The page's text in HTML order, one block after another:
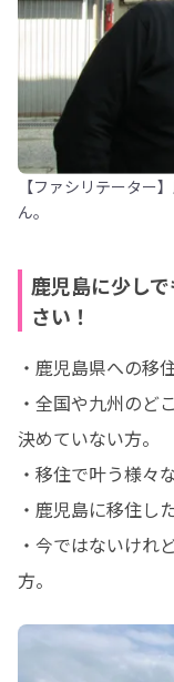
【ファシリテーター
ん。
鹿児島に少し
さい！
・鹿児島県への移
・全国や九州のど
決めていない方。
・移住で叶う様々
・鹿児島に移住し
・今ではないけれ
方。